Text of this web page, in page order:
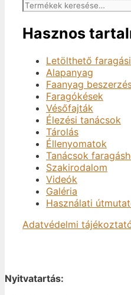
Hasznos
Letölthető
Alapanyag
Faanyag
Faragókések
Vésőfajták
Élezési tanácsok
Tárolás
Éllenyomatok
Tanácsok
Szakirodalom
Videók
Galéria
Használati
Adatvédelmi
Nyitvatartás: